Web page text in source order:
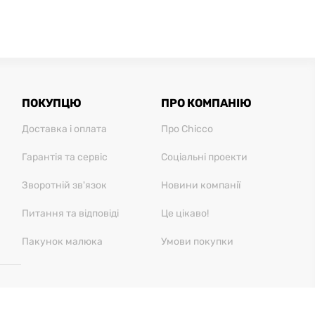
ПОКУПЦЮ
Доставка і оплата
Гарантія та сервіс
Зворотній зв'язок
Питання та відповіді
Пакунок малюка
ПРО КОМПАНІЮ
Про Chicco
Соціальні проекти
Новини компанії
Це цікаво!
Умови покупки